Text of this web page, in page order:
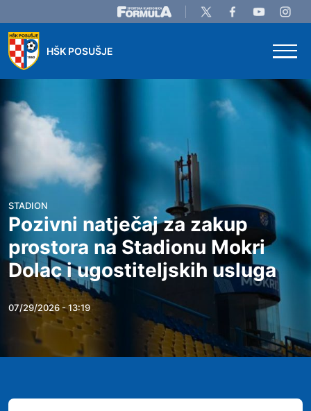
HŠK POSUŠJE
STADION
Pozivni natječaj za zakup
prostora na Stadionu Mokri
Dolac i ugostiteljskih usluga
07/29/2026 - 13:19